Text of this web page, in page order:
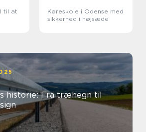
til at
Køreskole i Odense med
sikkerhed i højsæde
historie: Fra træhegn til